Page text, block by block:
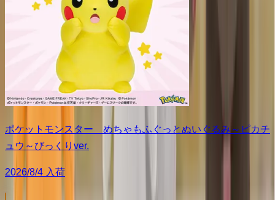
ポケットモンスター めちゃもふぐっとぬいぐるみ～ピカチ
ュウ～びっくりver.
2026/8/4 入荷